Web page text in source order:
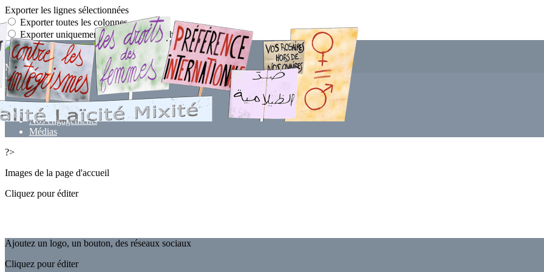
Exporter les lignes sélectionnées
Exporter toutes les colonnes
Exporter uniquement les colonnes affichées
Menu
<
>
-
Nos engagements
Médias
?>
Images de la page d'accueil
Cliquez pour éditer
Ajoutez un logo, un bouton, des réseaux sociaux
Cliquez pour éditer